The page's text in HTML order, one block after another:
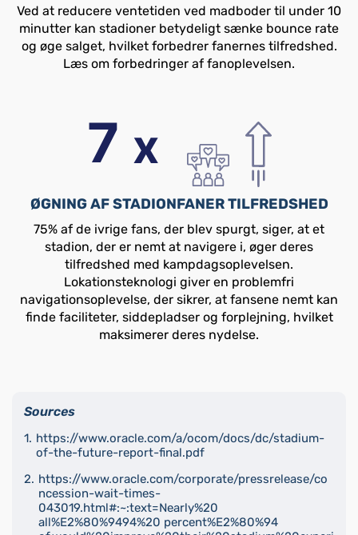
Ved at reducere ventetiden ved madboder til under 10
minutter kan stadioner betydeligt sænke bounce rate
og øge salget, hvilket forbedrer fanernes tilfredshed.
Læs om forbedringer af fanoplevelsen.
ØGNING AF STADIONFANER TILFREDSHED
75% af de ivrige fans, der blev spurgt, siger, at et
stadion, der er nemt at navigere i, øger deres
tilfredshed med kampdagsoplevelsen.
Lokationsteknologi giver en problemfri
navigationsoplevelse, der sikrer, at fansene nemt kan
finde faciliteter, siddepladser og forplejning, hvilket
maksimerer deres nydelse.
Sources
https://www.oracle.com/a/ocom/docs/dc/stadium-
of-the-future-report-final.pdf
https://www.oracle.com/corporate/pressrelease/co
ncession-wait-times-
043019.html#:~:text=Nearly%20
all%E2%80%9494%20 percent%E2%80%94